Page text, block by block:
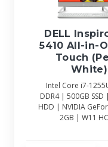
DELL
5410 All-in-
Touch
White)
Intel Core i7-
DDR4 | 500GB SSD
HDD | NVIDIA
2GB | W11